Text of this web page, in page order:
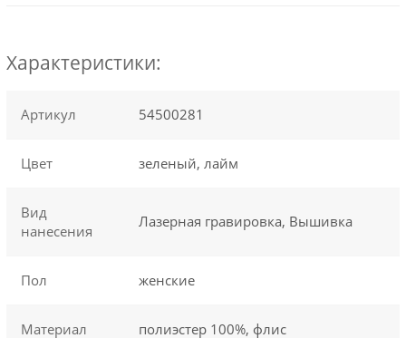
Характеристики:
Артикул 54500281
Цвет зеленый, лайм
Вид
нанесения
Лазерная гравировка, Вышивка
Пол женские
Материал полиэстер 100%, флис